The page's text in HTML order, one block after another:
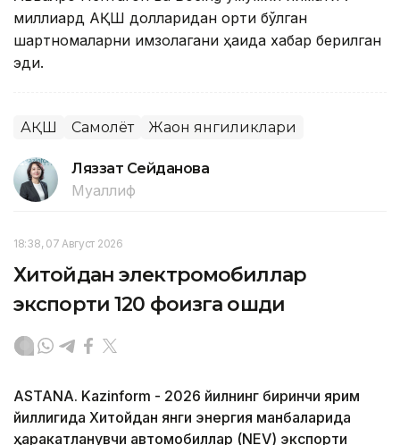
миллиард АҚШ долларидан ортиқ бўлган
шартномаларни имзолагани ҳақида хабар берилган
эди.
АҚШ Самолёт Жаҳон янгиликлари
Ляззат Сейданова
Муаллиф
18:38, 07 Август 2026
Хитойдан электромобиллар
экспорти 120 фоизга ошди
ASTANA. Kazinform - 2026 йилнинг биринчи ярим
йиллигида Хитойдан янги энергия манбаларида
ҳаракатланувчи автомобиллар (NEV) экспорти